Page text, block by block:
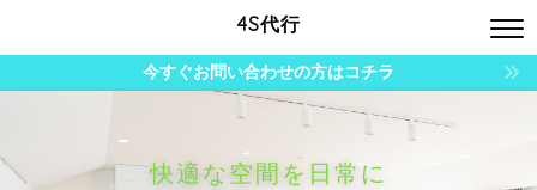
4S代行
今すぐお問い合わせの方はコチラ
快適な空間を日常に